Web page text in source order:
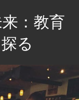
：教育
る